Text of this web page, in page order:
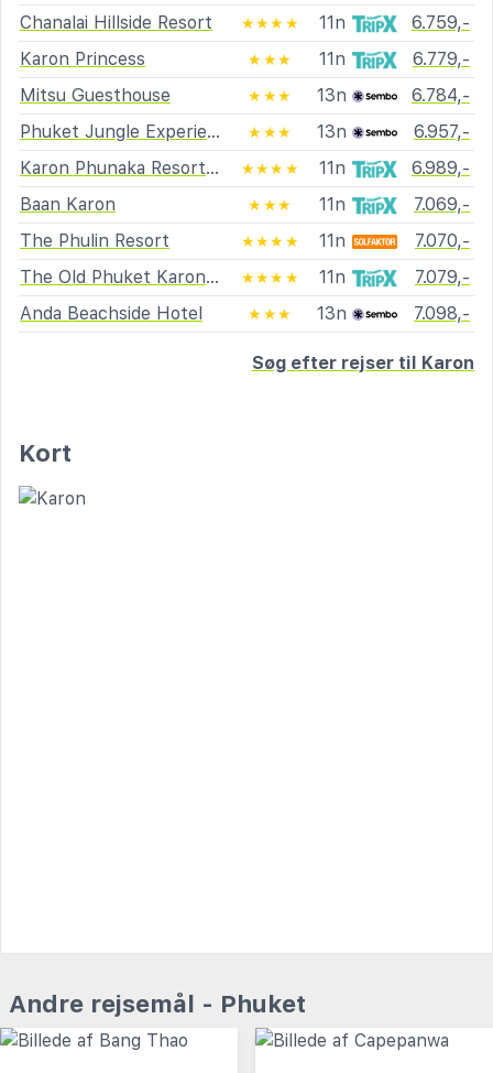
Chanalai Hillside Resort
★★★★ 11n
6.759,-
Karon Princess
★★★ 11n
6.779,-
Mitsu Guesthouse
★★★ 13n
6.784,-
Phuket Jungle Experience Resort
★★★ 13n
6.957,-
Karon Phunaka Resort & Spa
★★★★ 11n
6.989,-
Baan Karon
★★★ 11n
7.069,-
The Phulin Resort
★★★★ 11n
7.070,-
The Old Phuket Karon Beach
★★★★ 11n
7.079,-
Anda Beachside Hotel
★★★ 13n 7.098,-
Søg efter rejser til Karon
Kort
Andre rejsemål - Phuket